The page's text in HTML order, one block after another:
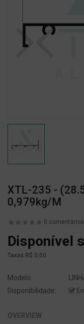
XTL-235 -
0,979kg/m
0 comentários
Disponível
Taxas R$ 0,00
Modelo:
Disponibilidade:
OVERVIEW